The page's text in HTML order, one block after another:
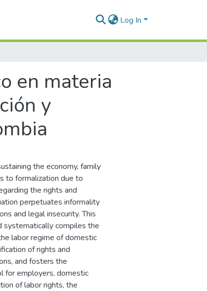
Log In
en materia
y
the economy, family
to formalization due to
the rights and
perpetuates informality
and legal insecurity. This
systematically compiles the
labor regime of domestic
of rights and
and fosters the
for employers, domestic
of labor rights, the